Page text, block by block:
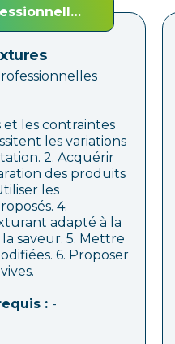
et les contraintes
les variations
2. Acquérir
des produits
les
4.
adapté à la
saveur. 5. Mettre
6. Proposer
: -